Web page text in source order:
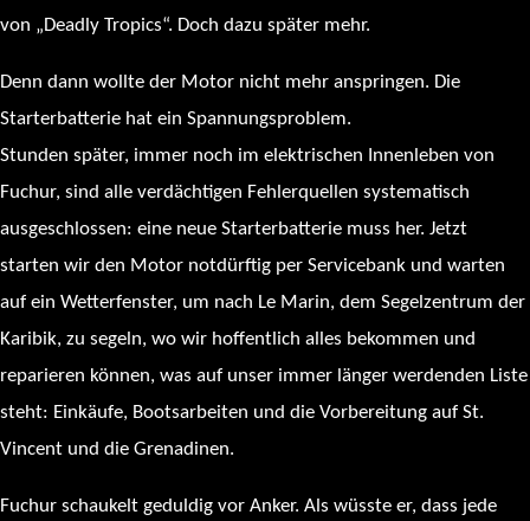
von „Deadly Tropics“. Doch dazu später mehr.
Denn dann wollte der Motor nicht mehr anspringen. Die
Starterbatterie hat ein Spannungsproblem.
Stunden später, immer noch im elektrischen Innenleben von
Fuchur, sind alle verdächtigen Fehlerquellen systematisch
ausgeschlossen: eine neue Starterbatterie muss her. Jetzt
starten wir den Motor notdürftig per Servicebank und warten
auf ein Wetterfenster, um nach Le Marin, dem Segelzentrum der
Karibik, zu segeln, wo wir hoffentlich alles bekommen und
reparieren können, was auf unser immer länger werdenden Liste
steht: Einkäufe, Bootsarbeiten und die Vorbereitung auf St.
Vincent und die Grenadinen.
Fuchur schaukelt geduldig vor Anker. Als wüsste er, dass jede